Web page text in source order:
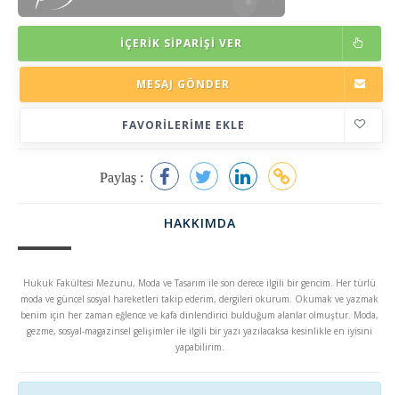
İÇERIK SIPARIŞI VER
MESAJ GÖNDER
FAVORILERIME EKLE
Paylaş :
HAKKIMDA
Hukuk Fakültesi Mezunu, Moda ve Tasarım ile son derece ilgili bir gencim. Her türlü
moda ve güncel sosyal hareketleri takip ederim, dergileri okurum. Okumak ve yazmak
benim için her zaman eğlence ve kafa dinlendirici bulduğum alanlar olmuştur. Moda,
gezme, sosyal-magazinsel gelişimler ile ilgili bir yazı yazılacaksa kesinlikle en iyisini
yapabilirim.